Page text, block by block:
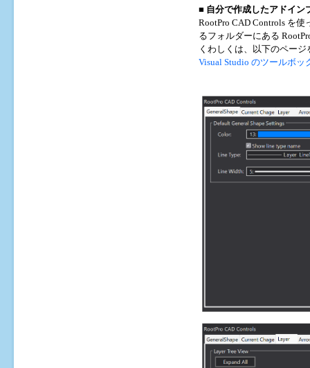
■ 自分で作成したアドイン
RootPro CAD Controls を
るフォルダーにある
くわしくは、以下のペー
Visual Studio のツールボッ